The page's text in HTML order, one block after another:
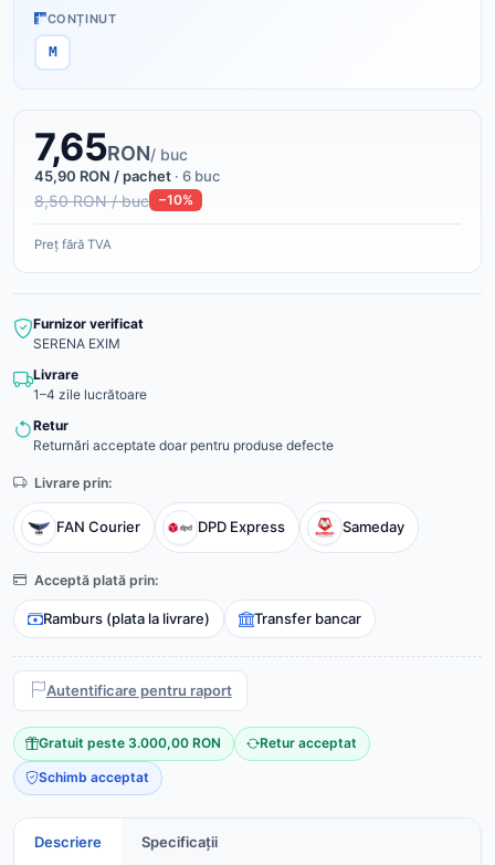
CONȚINUT
M
7,65RON/ buc
45,90 RON / pachet · 6 buc
8,50 RON / buc −10%
Preț fără TVA
Furnizor verificat
SERENA EXIM
Livrare
1–4 zile lucrătoare
Retur
Returnări acceptate doar pentru produse defecte
Livrare prin:
FAN Courier DPD Express Sameday
Acceptă plată prin:
Ramburs (plata la livrare) Transfer bancar
Autentificare pentru raport
Gratuit peste 3.000,00 RON Retur acceptat
Schimb acceptat
Descriere Specificații